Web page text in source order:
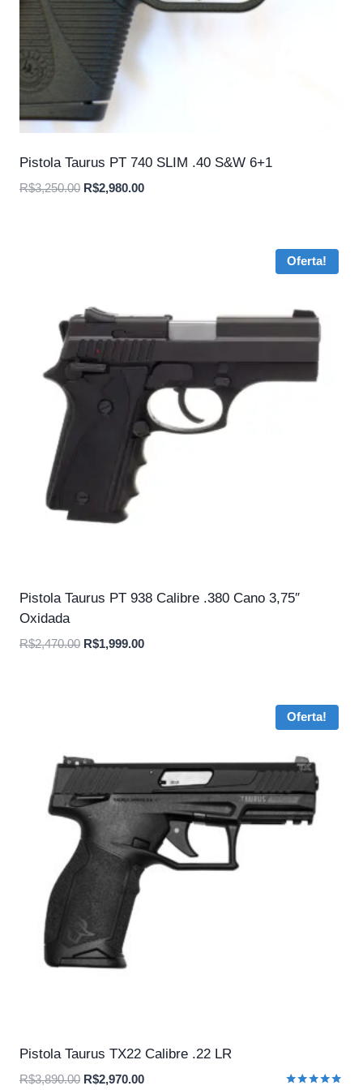
Pistola Taurus PT 740 SLIM .40 S&W 6+1
R$3,250.00 O
R$2,980.00O
Oferta!
Pistola Taurus PT 938 Calibre .380 Cano 3,75″
Oxidada
R$2,470.00 O
R$1,999.00O
Oferta!
Pistola Taurus TX22 Calibre .22 LR
R$3,890.00 O
R$2,970.00O